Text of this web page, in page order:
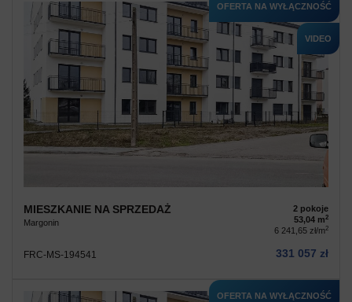
OFERTA NA WYŁĄCZNOŚĆ
VIDEO
MIESZKANIE NA SPRZEDAŻ
Margonin
2 pokoje
53,04 m2
6 241,65 zł/m2
FRC-MS-194541 331 057 zł
OFERTA NA WYŁĄCZNOŚĆ